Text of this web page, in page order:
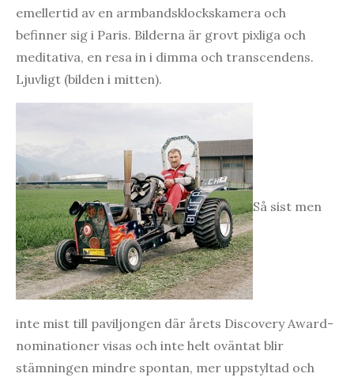
emellertid av en armbandsklockskamera och
befinner sig i Paris. Bilderna är grovt pixliga och
meditativa, en resa in i dimma och transcendens.
Ljuvligt (bilden i mitten).
Så sist men
inte mist till paviljongen där årets Discovery Award-
nominationer visas och inte helt oväntat blir
stämningen mindre spontan, mer uppstyltad och